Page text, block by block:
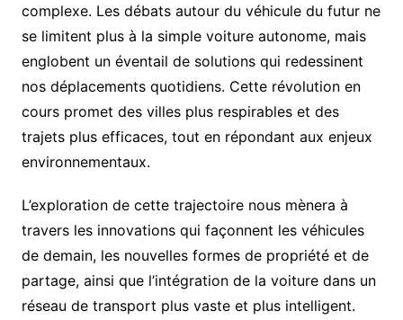
complexe. Les débats autour du véhicule du futur ne
se limitent plus à la simple voiture autonome, mais
englobent un éventail de solutions qui redessinent
nos déplacements quotidiens. Cette révolution en
cours promet des villes plus respirables et des
trajets plus efficaces, tout en répondant aux enjeux
environnementaux.
L’exploration de cette trajectoire nous mènera à
travers les innovations qui façonnent les véhicules
de demain, les nouvelles formes de propriété et de
partage, ainsi que l’intégration de la voiture dans un
réseau de transport plus vaste et plus intelligent.